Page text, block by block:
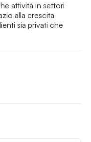
attività in settori
alla crescita
sia privati che